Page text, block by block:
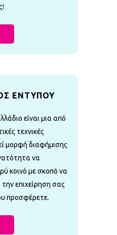
ΕΝΤΥΠΟΥ
είναι μια από
τεχνικές
μορφή διαφήμισης
να
κοινό με σκοπό να
επιχείρηση σας
προσφέρετε.